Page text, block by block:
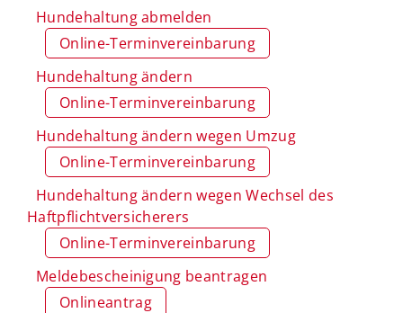
Hundehaltung abmelden
Online-Terminvereinbarung
Hundehaltung ändern
Online-Terminvereinbarung
Hundehaltung ändern wegen Umzug
Online-Terminvereinbarung
Hundehaltung ändern wegen Wechsel des
Haftpflichtversicherers
Online-Terminvereinbarung
Meldebescheinigung beantragen
Onlineantrag